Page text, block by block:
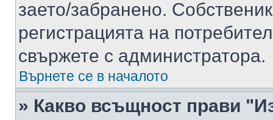
заето/забранено.
регистрацията на
свържете с администратора.
Върнете се в началото
» Какво всъщност прави